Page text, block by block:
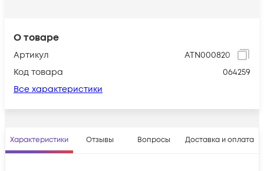
О товаре
Артикул
ATN000820
Код товара
064259
Все характеристики
Характеристики Отзывы Вопросы Доставка и оплата